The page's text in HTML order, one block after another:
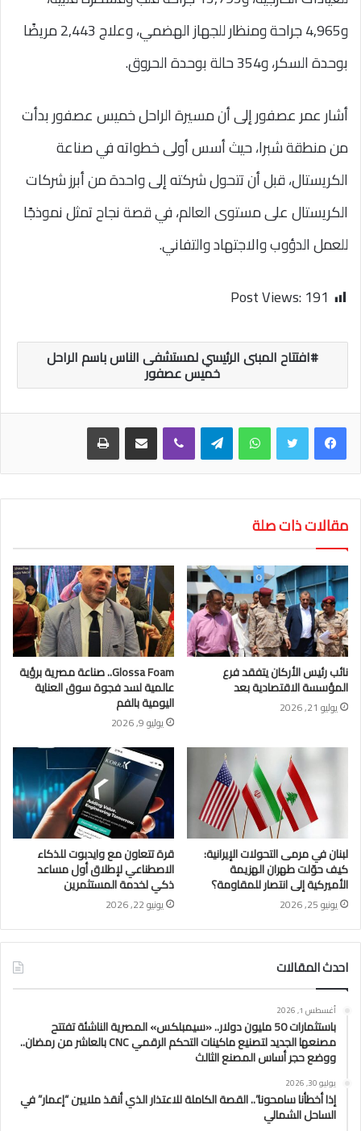
و4,965 جراحة ومنظار للجهاز الهضمي، وعلاج 2,443 مريضًا
بوحدة السكر، و354 حالة بوحدة الحروق.
أشار عمر عصفور إلى أن مسيرة الراحل خميس عصفور بدأت
من منطقة شبرا، حيث أسس أولى خطواته في صناعة
الكريستال، قبل أن تتحول شركته إلى واحدة من أبرز شركات
الكريستال على مستوى العالم، في قصة نجاح تمثل نموذجًا
للعمل الدؤوب والاجتهاد والتفاني.
Post Views:191
افتتاح المبنى الرئيسي لمستشفى الناس باسم الراحل
خميس عصفور
واتساب تيلقرام
مقالات ذات صلة
نائب رئيس الأركان يتفقد فرع
المؤسسة الاقتصادية بعد
يوليو 21, 2026
Glossa Foam.. صناعة مصرية برؤية
عالمية لسد فجوة سوق العناية
اليومية بالفم
يوليو 9, 2026
لبنان في مرمى التحولات الإيرانية:
كيف حوّلت طهران الهزيمة
الأميركية إلى انتصار للمقاومة؟
يونيو 25, 2026
قرة تتعاون مع وايدبوت للذكاء
الاصطناعي لإطلاق أول مساعد
ذكي لخدمة المستثمرين
يونيو 22, 2026
احدث المقالات
أغسطس 1, 2026
باستثمارات 50 مليون دولار.. «سيمبلكس» المصرية الناشئة تفتتح
مصنعها الجديد لتصنيع ماكينات التحكم الرقمي CNC بالعاشر من رمضان..
ووضع حجر أساس المصنع الثالث
يوليو 30, 2026
إذا أخطأنا سامحونا”.. القصة الكاملة للاعتذار الذي أنقذ ملايين “إعمار” في
الساحل الشمالي